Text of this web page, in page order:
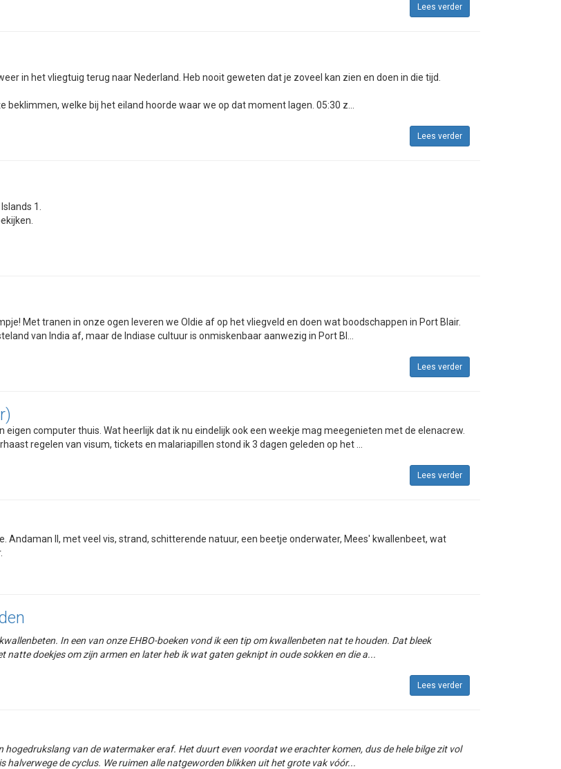
Lees verder
in het vliegtuig terug naar Nederland. Heb nooit geweten dat je zoveel kan zien en doen in die tijd.
welke bij het eiland hoorde waar we op dat moment lagen. 05:30 z...
Lees verder
1.
Met tranen in onze ogen leveren we Oldie af op het vliegveld en doen wat boodschappen in Port Blair.
van India af, maar de Indiase cultuur is onmiskenbaar aanwezig in Port Bl...
Lees verder
eigen computer thuis. Wat heerlijk dat ik nu eindelijk ook een weekje mag meegenieten met de elenacrew.
regelen van visum, tickets en malariapillen stond ik 3 dagen geleden op het ...
Lees verder
Andaman II, met veel vis, strand, schitterende natuur, een beetje onderwater, Mees' kwallenbeet, wat
In een van onze EHBO-boeken vond ik een tip om kwallenbeten nat te houden. Dat bleek
natte doekjes om zijn armen en later heb ik wat gaten geknipt in oude sokken en die a...
Lees verder
van de watermaker eraf. Het duurt even voordat we erachter komen, dus de hele bilge zit vol
de cyclus. We ruimen alle natgeworden blikken uit het grote vak vóór...